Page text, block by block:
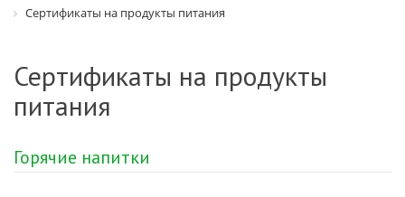
Сертификаты на продукты питания
Сертификаты на продукты
питания
Горячие напитки